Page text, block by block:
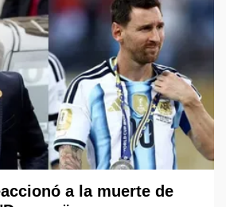
a la muerte de